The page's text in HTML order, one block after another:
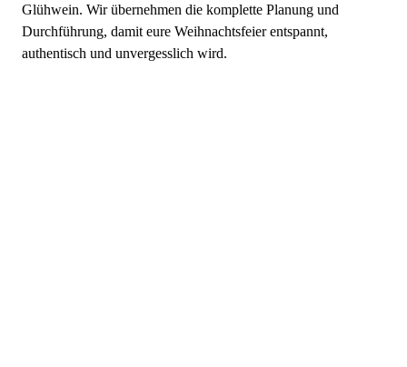
Glühwein. Wir übernehmen die komplette Planung und
Durchführung, damit eure Weihnachtsfeier entspannt,
authentisch und unvergesslich wird.